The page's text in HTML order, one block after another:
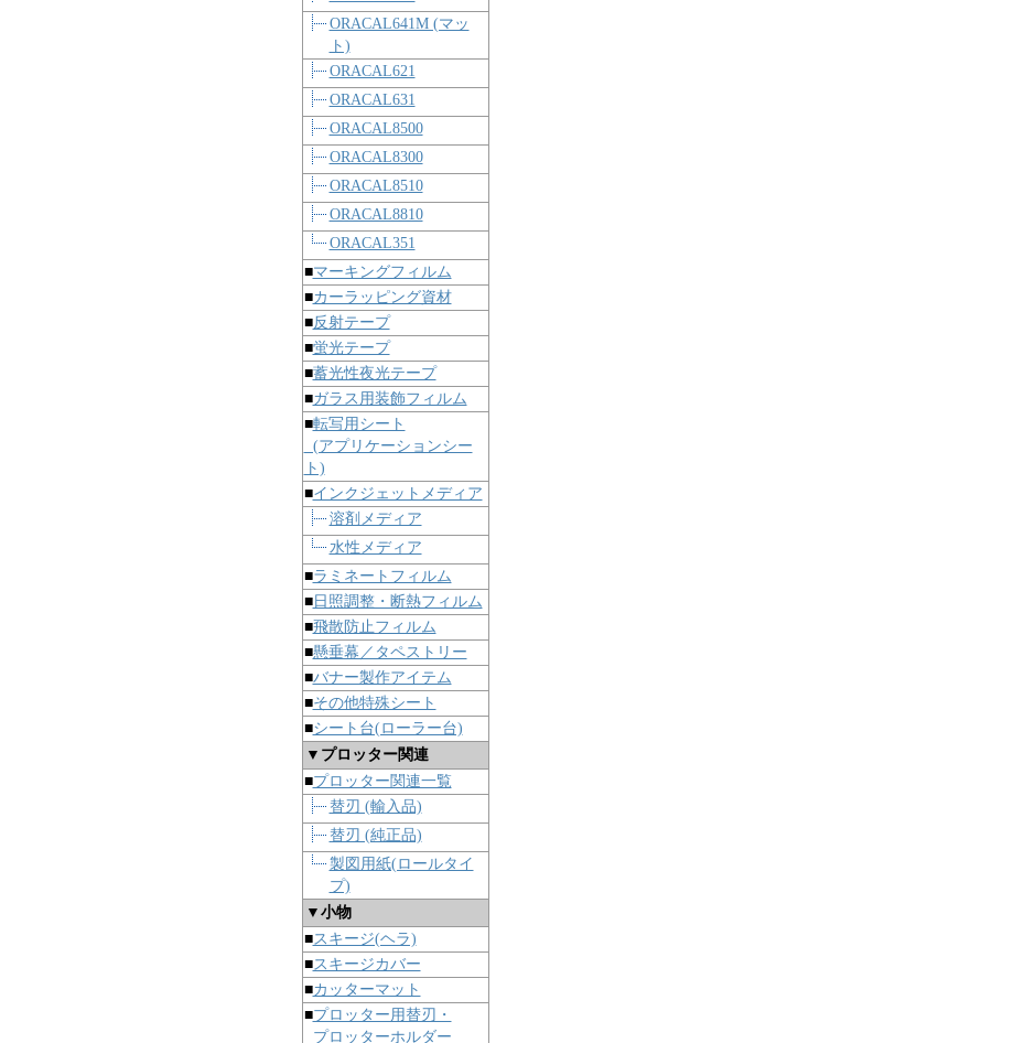
ORACAL641M (マッ
ト)
ORACAL621
ORACAL631
ORACAL8500
ORACAL8300
ORACAL8510
ORACAL8810
ORACAL351
■マーキングフィルム
■カーラッピング資材
■反射テープ
■蛍光テープ
■蓄光性夜光テープ
■ガラス用装飾フィルム
■転写用シート
(アプリケーションシー
ト)
■インクジェットメディア
溶剤メディア
水性メディア
■ラミネートフィルム
■日照調整・断熱フィルム
■飛散防止フィルム
■懸垂幕／タペストリー
■バナー製作アイテム
■その他特殊シート
■シート台(ローラー台)
▼プロッター関連
■プロッター関連一覧
替刃 (輸入品)
替刃 (純正品)
製図用紙(ロールタイ
プ)
▼小物
■スキージ(ヘラ)
■スキージカバー
■カッターマット
■プロッター用替刃・
プロッターホルダー